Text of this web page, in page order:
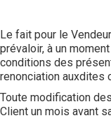
Le fait pour le
prévaloir, à un
conditions des
renonciation auxdites
Toute modification
Client un mois avant